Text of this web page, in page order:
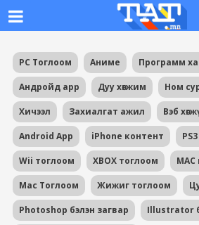
PC Тоглоом Аниме Программ
Андройд app Дуу хөгжим Ном
Хичээл Захиалгат ажил Вэб
Android App iPhone контент
Wii тоглоом XBOX тоглоом
Mac Тоглоом Жижиг тоглоом
Photoshop бэлэн загвар Illustrator